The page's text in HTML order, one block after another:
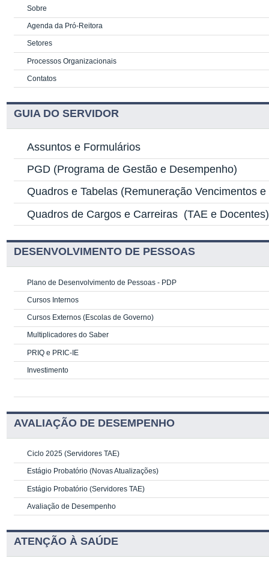
Sobre
Agenda da Pró-Reitora
Setores
Processos Organizacionais
Contatos
GUIA DO SERVIDOR
Assuntos e Formulários
PGD (Programa de Gestão e Desempenho)
Quadros e Tabelas (Remuneração Vencimentos
Quadros de Cargos e Carreiras (TAE e Docentes)
DESENVOLVIMENTO DE PESSOAS
Plano de Desenvolvimento de Pessoas - PDP
Cursos Internos
Cursos Externos (Escolas de Governo)
Multiplicadores do Saber
PRIQ e PRIC-IE
Investimento
AVALIAÇÃO DE DESEMPENHO
Ciclo 2025 (Servidores TAE)
Estágio Probatório (Novas Atualizações)
Estágio Probatório (Servidores TAE)
Avaliação de Desempenho
ATENÇÃO À SAÚDE